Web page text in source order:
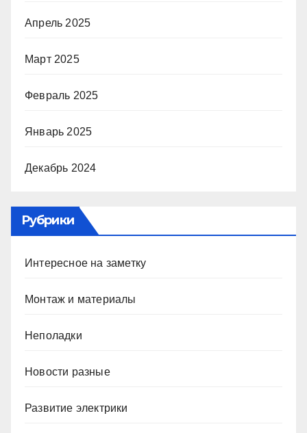
Апрель 2025
Март 2025
Февраль 2025
Январь 2025
Декабрь 2024
Рубрики
Интересное на заметку
Монтаж и материалы
Неполадки
Новости разные
Развитие электрики